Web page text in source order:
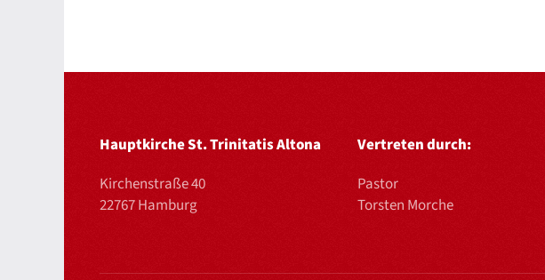
Hauptkirche St. Trinitatis Altona
Kirchenstraße 40
22767 Hamburg
Vertreten durch:
Pastor
Torsten Morche